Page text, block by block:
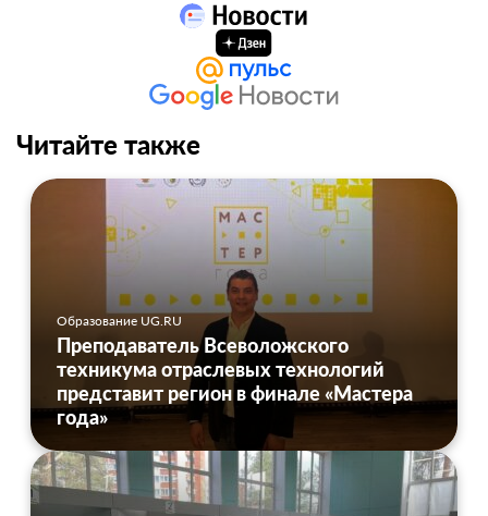
Читайте также
Образование UG.RU
Преподаватель Всеволожского
техникума отраслевых технологий
представит регион в финале «Мастера
года»